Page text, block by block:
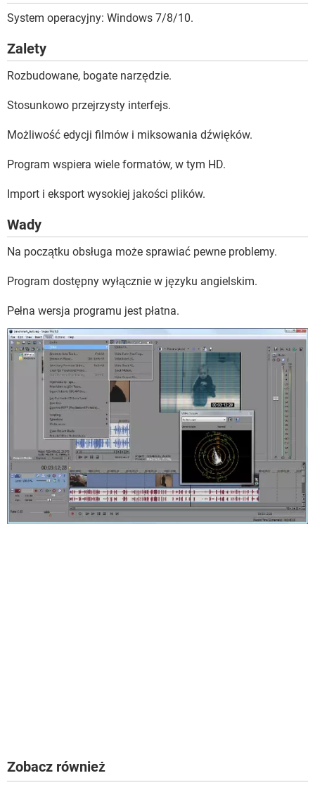
System operacyjny: Windows 7/8/10.
Zalety
Rozbudowane, bogate narzędzie.
Stosunkowo przejrzysty interfejs.
Możliwość edycji filmów i miksowania dźwięków.
Program wspiera wiele formatów, w tym HD.
Import i eksport wysokiej jakości plików.
Wady
Na początku obsługa może sprawiać pewne problemy.
Program dostępny wyłącznie w języku angielskim.
Pełna wersja programu jest płatna.
Zobacz również